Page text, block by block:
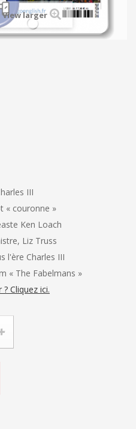
View larger
III
« couronne »
Ken Loach
Liz Truss
l'ère Charles III
« The Fabelmans »
Cliquez ici.